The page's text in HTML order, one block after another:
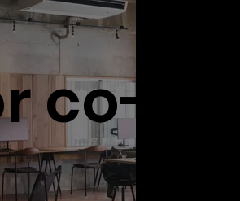
co-